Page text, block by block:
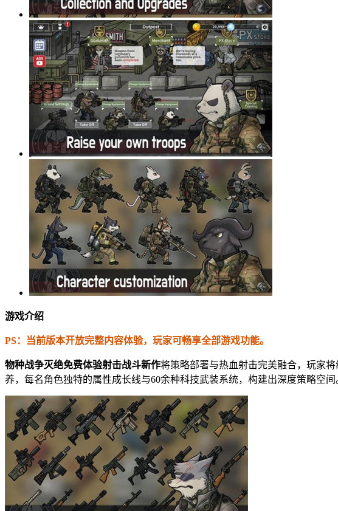
游戏介绍
PS：当前版本开放完整内容体验，玩家可畅享全部游戏功能。
物种战争灭绝免费体验射击战斗新作将策略部署与热血射击完美融合，玩家
养，每名角色独特的属性成长线与60余种科技武装系统，构建出深度策略空间